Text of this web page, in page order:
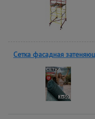
Сетка фасадная